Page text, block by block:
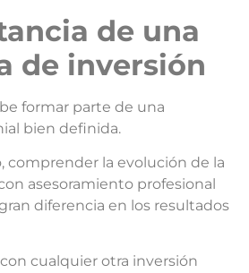
de una
de inversión
formar parte de una
bien definida.
comprender la evolución de la
asesoramiento profesional
diferencia en los resultados
cualquier otra inversión